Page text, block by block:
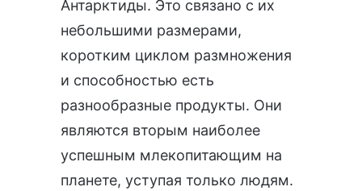
Антарктиды. Это связано с их
небольшими размерами,
коротким циклом размножения
и способностью есть
разнообразные продукты. Они
являются вторым наиболее
успешным млекопитающим на
планете, уступая только людям.